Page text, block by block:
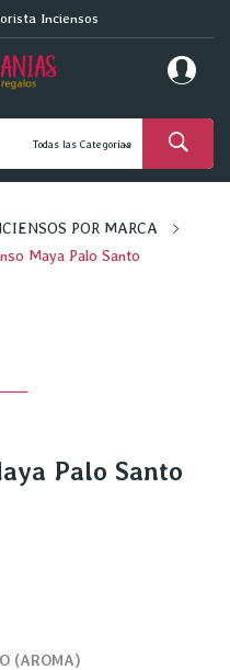
Inciensos
POR MARCA
Maya Palo Santo
Palo Santo
(AROMA)